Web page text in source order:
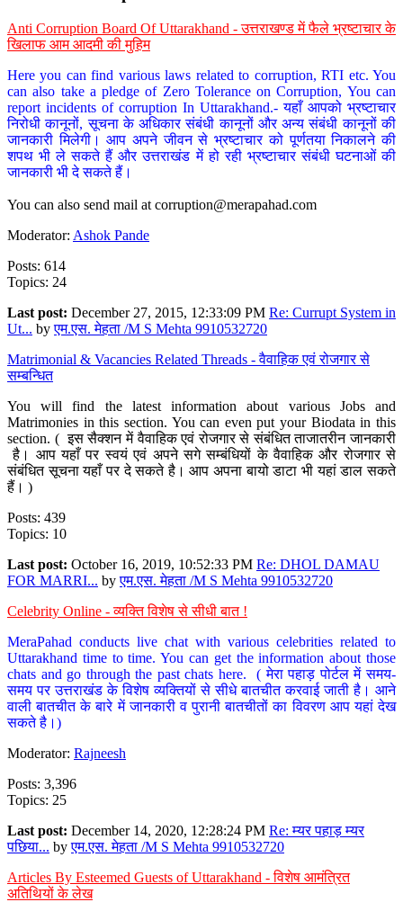
Anti Corruption Board Of Uttarakhand - उत्तराखण्ड में फैले भ्रष्टाचार के
खिलाफ आम आदमी की मुहिम
Here you can find various laws related to corruption, RTI etc. You
can also take a pledge of Zero Tolerance on Corruption, You can
report incidents of corruption In Uttarakhand.- यहाँ आपको भ्रष्टाचार
निरोधी कानूनों, सूचना के अधिकार संबंधी कानूनों और अन्य संबंधी कानूनों की
जानकारी मिलेगी। आप अपने जीवन से भ्रष्टाचार को पूर्णतया निकालने की
शपथ भी ले सकते हैं और उत्तराखंड में हो रही भ्रष्टाचार संबंधी घटनाओं की
जानकारी भी दे सकते हैं।
You can also send mail at corruption@merapahad.com
Moderator: Ashok Pande
Posts: 614
Topics: 24
Last post: December 27, 2015, 12:33:09 PM Re: Currupt System in
Ut... byएम.एस. मेहता /M S Mehta 9910532720
Matrimonial & Vacancies Related Threads - वैवाहिक एवं रोजगार से
सम्बन्धित
You will find the latest information about various Jobs and
Matrimonies in this section. You can even put your Biodata in this
section. ( इस सैक्शन में वैवाहिक एवं रोजगार से संबंधित ताजातरीन जानकारी
है। आप यहाँ पर स्वयं एवं अपने सगे सम्बंधियों के वैवाहिक और रोजगार से
संबंधित सूचना यहाँ पर दे सकते है। आप अपना बायो डाटा भी यहां डाल सकते
हैं। )
Posts: 439
Topics: 10
Last post: October 16, 2019, 10:52:33 PM Re: DHOL DAMAU
FOR MARRI... byएम.एस. मेहता /M S Mehta 9910532720
Celebrity Online - व्यक्ति विशेष से सीधी बात !
MeraPahad conducts live chat with various celebrities related to
Uttarakhand time to time. You can get the information about those
chats and go through the past chats here. ( मेरा पहाड़ पोर्टल में समय-
समय पर उत्तराखंड के विशेष व्यक्तियों से सीधे बातचीत करवाई जाती है। आने
वाली बातचीत के बारे में जानकारी व पुरानी बातचीतों का विवरण आप यहां देख
सकते है।)
Moderator: Rajneesh
Posts: 3,396
Topics: 25
Last post: December 14, 2020, 12:28:24 PM Re: म्यर पहाड़ म्यर
पछिया... byएम.एस. मेहता /M S Mehta 9910532720
Articles By Esteemed Guests of Uttarakhand - विशेष आमंत्रित
अतिथियों के लेख